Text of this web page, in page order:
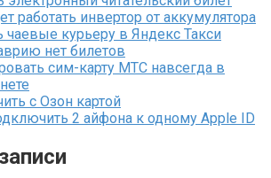
работать инвертор от аккумулятора
чаевые курьеру в Яндекс Такси
нет билетов
сим-карту МТС навсегда в
с Озон картой
2 айфона к одному Apple ID